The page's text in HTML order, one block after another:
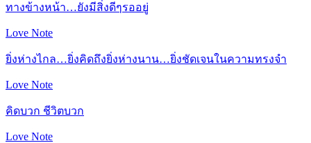
ทางข้างหน้า…ยังมีสิ่งดีๆรออยู่
Love Note
ยิ่งห่างไกล…ยิ่งคิดถึงยิ่งห่างนาน…ยิ่งชัดเจนในความทรงจำ
Love Note
คิดบวก ชีวิตบวก
Love Note